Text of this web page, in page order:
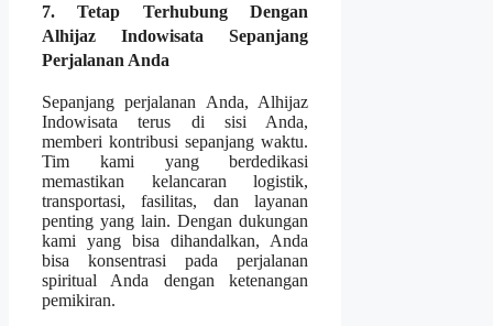
7. Tetap Terhubung Dengan
Alhijaz Indowisata Sepanjang
Perjalanan Anda
Sepanjang perjalanan Anda, Alhijaz
Indowisata terus di sisi Anda,
memberi kontribusi sepanjang waktu.
Tim kami yang berdedikasi
memastikan kelancaran logistik,
transportasi, fasilitas, dan layanan
penting yang lain. Dengan dukungan
kami yang bisa dihandalkan, Anda
bisa konsentrasi pada perjalanan
spiritual Anda dengan ketenangan
pemikiran.